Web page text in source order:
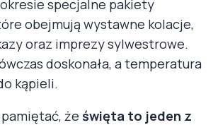
specjalne pakiety
obejmują wystawne kolacje,
oraz imprezy sylwestrowe.
doskonała, a temperatura
kąpieli.
że święta to jeden z